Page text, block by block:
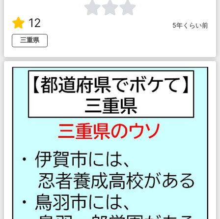
12
5年くらい前
三重県